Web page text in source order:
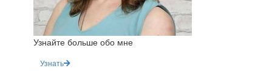
Узнайте больше обо мне
Узнать